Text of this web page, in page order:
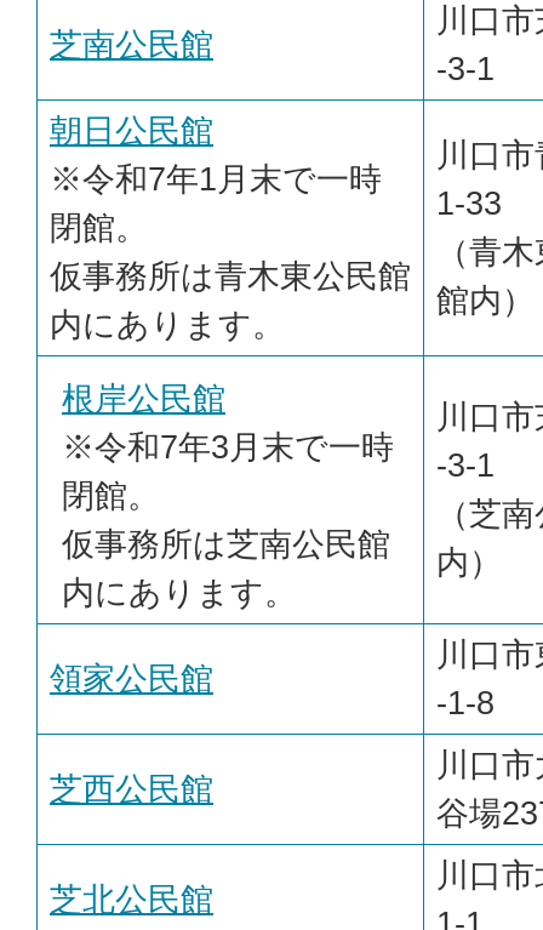
芝南公民館
川口
-3-1
朝日公民館
※令和7年1月末で一時
閉館。
仮事務所は青木東公民館
内にあります。
川口
1-33
（青
館内）
根岸公民館
※令和7年3月末で一時
閉館。
仮事務所は芝南公民館
内にあります。
川口
-3-1
（芝
内）
領家公民館
川口
-1-8
芝西公民館
川口
谷場
芝北公民館
川口